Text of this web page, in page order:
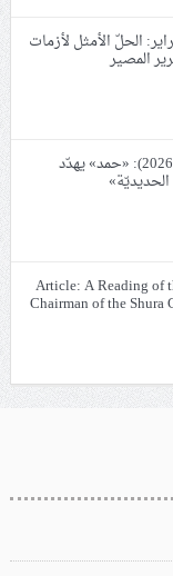
شورى ائتلاف 14 فبراير: الحلّ الأمثل لأزمات
المصير
حدث الأسبوع (السبت – 20 يونيو 2026): «حمد» يهدّد
Article: A Reading of
Chairman of the